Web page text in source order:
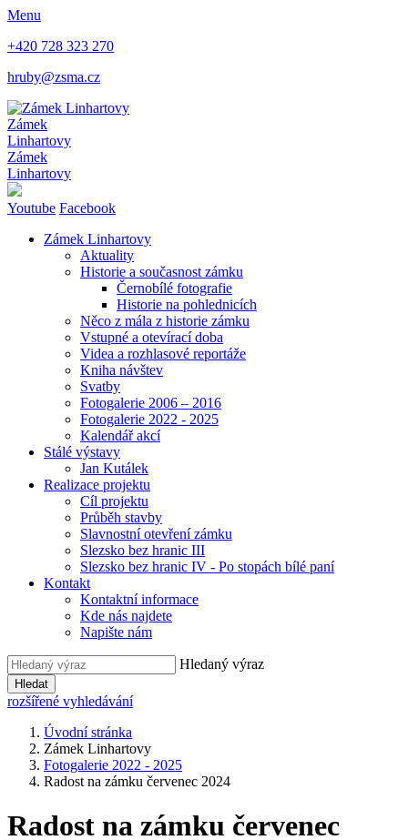
Menu
+420 728 323 270
hruby@zsma.cz
Zámek
Linhartovy
Zámek
Linhartovy
Youtube Facebook
Zámek Linhartovy
Aktuality
Historie a současnost zámku
Černobílé fotografie
Historie na pohlednicích
Něco z mála z historie zámku
Vstupné a otevírací doba
Videa a rozhlasové reportáže
Kniha návštev
Svatby
Fotogalerie 2006 – 2016
Fotogalerie 2022 - 2025
Kalendář akcí
Stálé výstavy
Jan Kutálek
Realizace projektu
Cíl projektu
Průběh stavby
Slavnostní otevření zámku
Slezsko bez hranic III
Slezsko bez hranic IV - Po stopách bílé paní
Kontakt
Kontaktní informace
Kde nás najdete
Napište nám
Hledaný výraz
Hledat
rozšířené vyhledávání
Úvodní stránka
Zámek Linhartovy
Fotogalerie 2022 - 2025
Radost na zámku červenec 2024
Radost na zámku červenec